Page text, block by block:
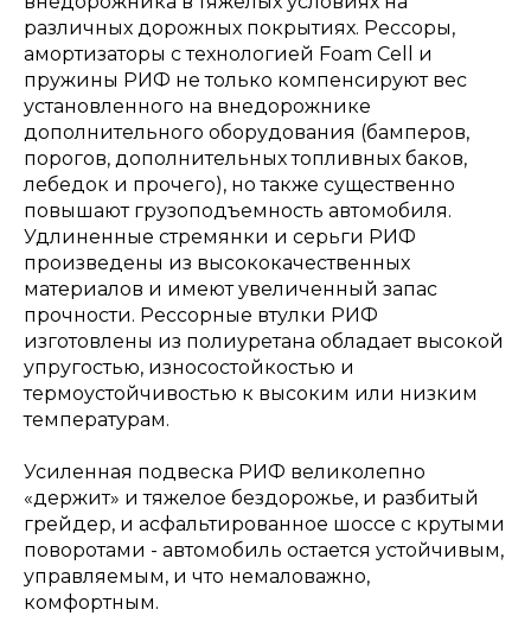
различных дорожных покрытиях. Рессоры,
амортизаторы с технологией Foam Cell и
пружины РИФ не только компенсируют вес
установленного на внедорожнике
дополнительного оборудования (бамперов,
порогов, дополнительных топливных баков,
лебедок и прочего), но также существенно
повышают грузоподъемность автомобиля.
Удлиненные стремянки и серьги РИФ
произведены из высококачественных
материалов и имеют увеличенный запас
прочности. Рессорные втулки РИФ
изготовлены из полиуретана обладает высокой
упругостью, износостойкостью и
термоустойчивостью к высоким или низким
температурам.
Усиленная подвеска РИФ великолепно
«держит» и тяжелое бездорожье, и разбитый
грейдер, и асфальтированное шоссе с крутыми
поворотами - автомобиль остается устойчивым,
управляемым, и что немаловажно,
комфортным.